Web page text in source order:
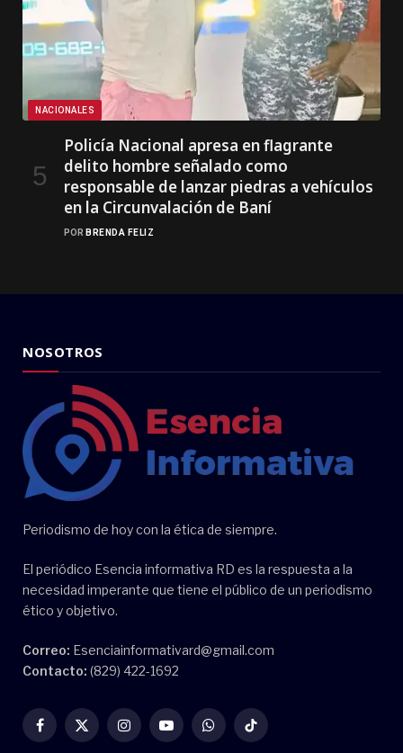
NACIONALES
Policía Nacional apresa en flagrante
delito hombre señalado como
responsable de lanzar piedras a vehículos
en la Circunvalación de Baní
POR BRENDA FELIZ
NOSOTROS
Periodismo de hoy con la ética de siempre.
El periódico Esencia informativa RD es la respuesta a la
necesidad imperante que tiene el público de un periodismo
ético y objetivo.
Correo: Esenciainformativard@gmail.com
Contacto: (829) 422-1692
Facebook
X
InstagramYouTubeWhatsAppTikTok